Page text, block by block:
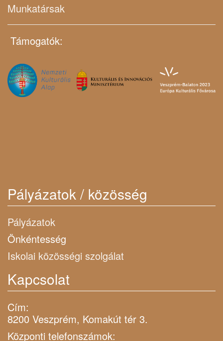
Munkatársak
Támogatók:
Pályázatok / közösség
Pályázatok
Önkéntesség
Iskolai közösségi szolgálat
Kapcsolat
Cím:
8200 Veszprém, Komakút tér 3.
Központi telefonszámok: